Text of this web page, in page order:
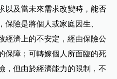
以及當未來需求改變時，能否
保險是將個人或家庭因生、
經濟上的不安定，經由保險公
保障；可轉嫁個人所面臨的死
，但由於經濟能力的限制，不